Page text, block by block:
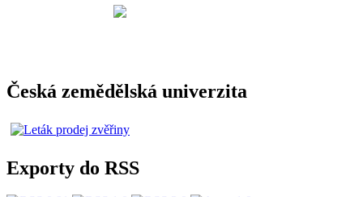
Česká zemědělská univerzita
Exporty do RSS